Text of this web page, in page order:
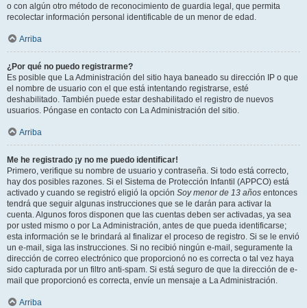
o con algún otro método de reconocimiento de guardia legal, que permita
recolectar información personal identificable de un menor de edad.
Arriba
¿Por qué no puedo registrarme?
Es posible que La Administración del sitio haya baneado su dirección IP o que
el nombre de usuario con el que está intentando registrarse, esté
deshabilitado. También puede estar deshabilitado el registro de nuevos
usuarios. Póngase en contacto con La Administración del sitio.
Arriba
Me he registrado ¡y no me puedo identificar!
Primero, verifique su nombre de usuario y contraseña. Si todo está correcto,
hay dos posibles razones. Si el Sistema de Protección Infantil (APPCO) está
activado y cuando se registró eligió la opción Soy menor de 13 años entonces
tendrá que seguir algunas instrucciones que se le darán para activar la
cuenta. Algunos foros disponen que las cuentas deben ser activadas, ya sea
por usted mismo o por La Administración, antes de que pueda identificarse;
esta información se le brindará al finalizar el proceso de registro. Si se le envió
un e-mail, siga las instrucciones. Si no recibió ningún e-mail, seguramente la
dirección de correo electrónico que proporcionó no es correcta o tal vez haya
sido capturada por un filtro anti-spam. Si está seguro de que la dirección de e-
mail que proporcionó es correcta, envíe un mensaje a La Administración.
Arriba